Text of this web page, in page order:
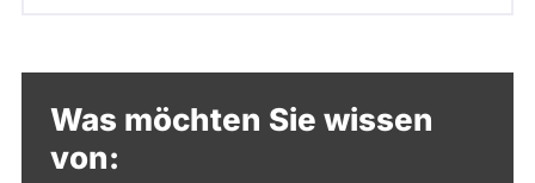
Was möchten Sie wissen
von: